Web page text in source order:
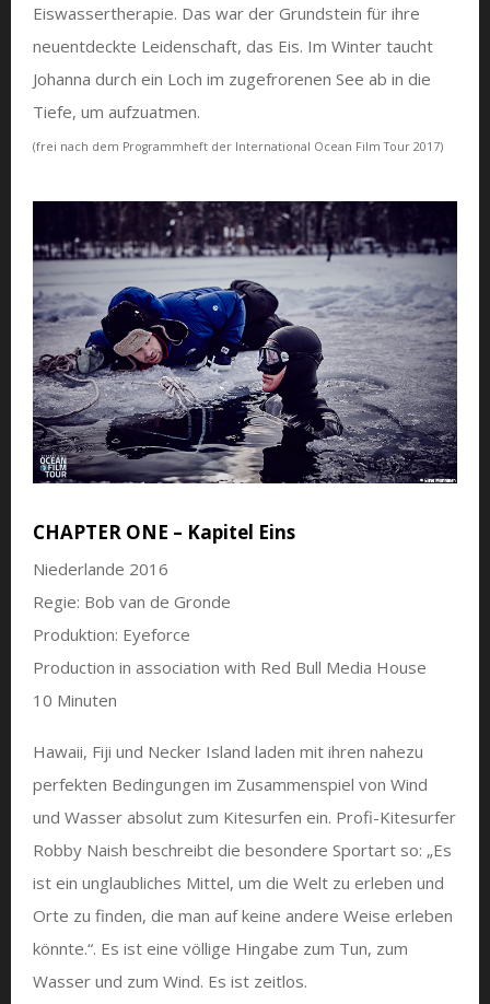
Eiswassertherapie. Das war der Grundstein für ihre
neuentdeckte Leidenschaft, das Eis. Im Winter taucht
Johanna durch ein Loch im zugefrorenen See ab in die
Tiefe, um aufzuatmen.
(frei nach dem Programmheft der International Ocean Film Tour 2017)
CHAPTER ONE – Kapitel Eins
Niederlande 2016
Regie: Bob van de Gronde
Produktion: Eyeforce
Production in association with Red Bull Media House
10 Minuten
Hawaii, Fiji und Necker Island laden mit ihren nahezu
perfekten Bedingungen im Zusammenspiel von Wind
und Wasser absolut zum Kitesurfen ein. Profi-Kitesurfer
Robby Naish beschreibt die besondere Sportart so: „Es
ist ein unglaubliches Mittel, um die Welt zu erleben und
Orte zu finden, die man auf keine andere Weise erleben
könnte.“. Es ist eine völlige Hingabe zum Tun, zum
Wasser und zum Wind. Es ist zeitlos.